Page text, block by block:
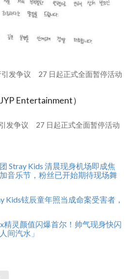
引发争议 27 日起正式全面暂停活动
Entertainment）
发争议 27 日起正式全面暂停活动
Stray Kids 清晨现身机场即成焦
音乐节，粉丝已开始期待现场舞
Kids铉辰童年照当成命案受害者，
精灵颜值闪爆首尔！帅气现身快闪
间汽水」